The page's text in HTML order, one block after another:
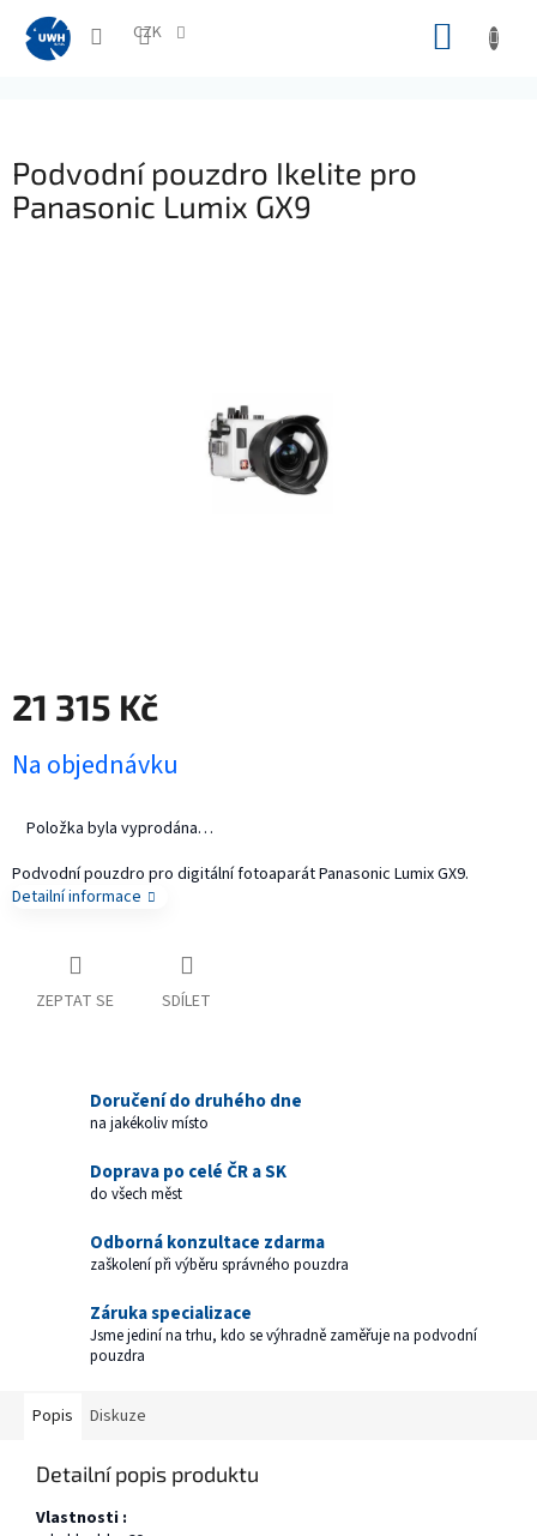
obsah
CZK
Podvodní pouzdro Ikelite pro
Panasonic Lumix GX9
21 315 Kč
cena:
Na objednávku
Položka byla vyprodána…
Podvodní pouzdro pro digitální fotoaparát Panasonic Lumix GX9.
Detailní informace
ZEPTAT SE SDÍLET
Doručení do druhého dne
na jakékoliv místo
Doprava po celé ČR a SK
do všech měst
Odborná konzultace zdarma
zaškolení při výběru správného pouzdra
Záruka specializace
Jsme jediní na trhu, kdo se výhradně zaměřuje na podvodní
pouzdra
Popis Diskuze
Detailní popis produktu
Vlastnosti :